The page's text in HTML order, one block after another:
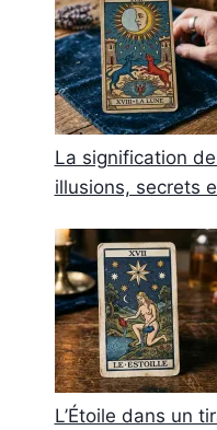
La signification
illusions, secrets
L’Étoile dans un